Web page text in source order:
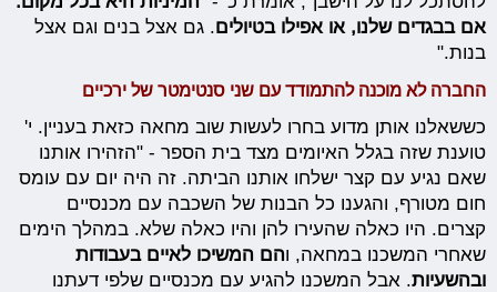
אם בבגדים שלנו, או אפילו בטיולים. גם אצל בנים וגם אצל
בנות."
החברה לא מוכנה להתמודד עם שני סנטימטר של ירכיים
כששאלנו אותן מדוע בחרו לעשות שוב מחאה כזאת בעניין. י'
טוענת שזה בגלל האיומים מצד בית הספר - "הזהירו אותנו
שאם נגיע עם קצר ישלחו אותנו הביתה. זה היה יום עם עומס
חום מטורף, והגענו כל הבנות של השכבה עם מכנסיים
קצרים. היו כאלה שהעירו להן והיו כאלה שלא. במהלך הימים
שאחרי המשכנו במחאה, והם המשיכו לאיים בעבודות
ובהשעיות. אבל המשכנו להגיע עם מכנסיים שלפי דעתנו